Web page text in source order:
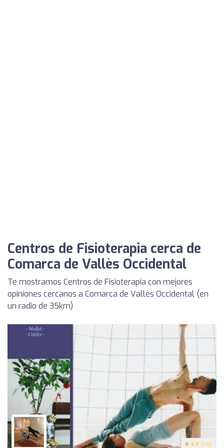
Centros de Fisioterapia cerca de
Comarca de Vallès Occidental
Te mostramos Centros de Fisioterapia con mejores
opiniones cercanos a Comarca de Vallès Occidental (en
un radio de 35km)
4.9 (56)